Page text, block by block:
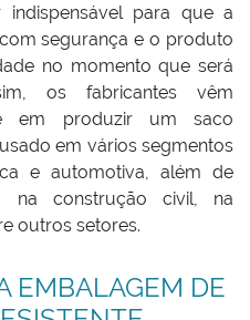
para que a
segurança e o produto
no momento que será
os fabricantes vêm
em produzir um saco
em vários segmentos
e automotiva, além de
na construção civil, na
outros setores.
EMBALAGEM DE